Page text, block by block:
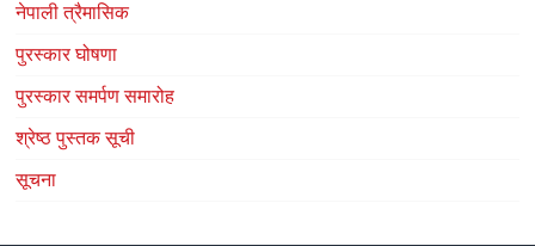
नेपाली त्रैमासिक
पुरस्कार घोषणा
पुरस्कार समर्पण समारोह
श्रेष्ठ पुस्तक सूची
सूचना